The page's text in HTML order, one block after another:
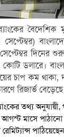
সেপ্টেম্বর)
দিনের
ডলারে।
চাপ কম থাকা,
রিজার্ভ
তথ্য
মাসে পাঠানো
রেমিট্যান্স